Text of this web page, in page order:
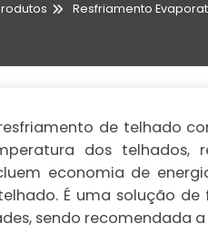
Resfriamento
de telhado
dos telhados,
economia de
É uma solução
sendo recomendada